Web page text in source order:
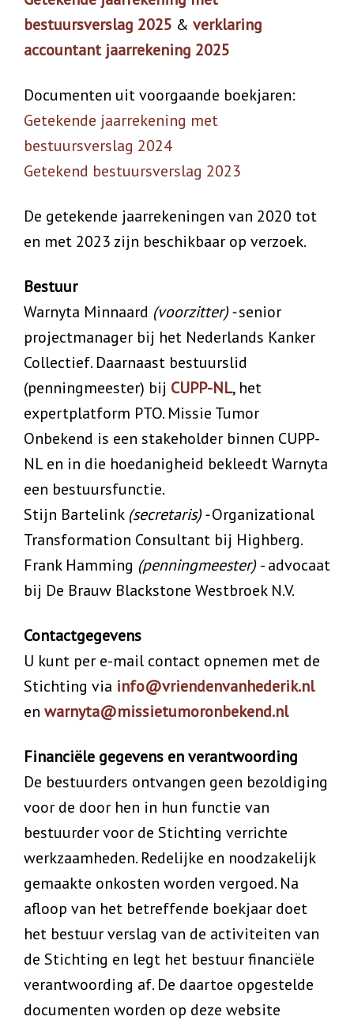
bestuursverslag 2025 & verklaring
accountant jaarrekening 2025
Documenten uit voorgaande boekjaren:
Getekende jaarrekening met
bestuursverslag 2024
Getekend bestuursverslag 2023
De getekende jaarrekeningen van 2020 tot
en met 2023 zijn beschikbaar op verzoek.
Bestuur
Warnyta Minnaard (voorzitter) -senior
projectmanager bij het Nederlands Kanker
Collectief. Daarnaast bestuurslid
(penningmeester) bij CUPP-NL, het
expertplatform PTO. Missie Tumor
Onbekend is een stakeholder binnen CUPP-
NL en in die hoedanigheid bekleedt Warnyta
een bestuursfunctie.
Stijn Bartelink (secretaris) -Organizational
Transformation Consultant bij Highberg.
Frank Hamming (penningmeester) - advocaat
bij De Brauw Blackstone Westbroek N.V.
Contactgegevens
U kunt per e-mail contact opnemen met de
Stichting via info@vriendenvanhederik.nl
en warnyta@missietumoronbekend.nl
Financiële gegevens en verantwoording
De bestuurders ontvangen geen bezoldiging
voor de door hen in hun functie van
bestuurder voor de Stichting verrichte
werkzaamheden. Redelijke en noodzakelijk
gemaakte onkosten worden vergoed. Na
afloop van het betreffende boekjaar doet
het bestuur verslag van de activiteiten van
de Stichting en legt het bestuur financiële
verantwoording af. De daartoe opgestelde
documenten worden op deze website